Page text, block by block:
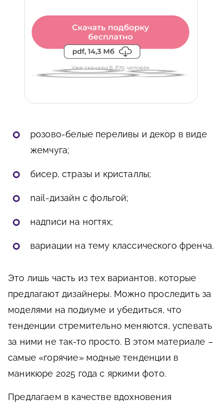
Уже скачали 8 679 человек
розово-белые переливы и декор в виде
жемчуга;
бисер, стразы и кристаллы;
nail-дизайн с фольгой;
надписи на ногтях;
вариации на тему классического френча.
Это лишь часть из тех вариантов, которые
предлагают дизайнеры. Можно проследить за
моделями на подиуме и убедиться, что
тенденции стремительно меняются, успевать
за ними не так-то просто. В этом материале –
самые «горячие» модные тенденции в
маникюре 2025 года с яркими фото.
Предлагаем в качестве вдохновения